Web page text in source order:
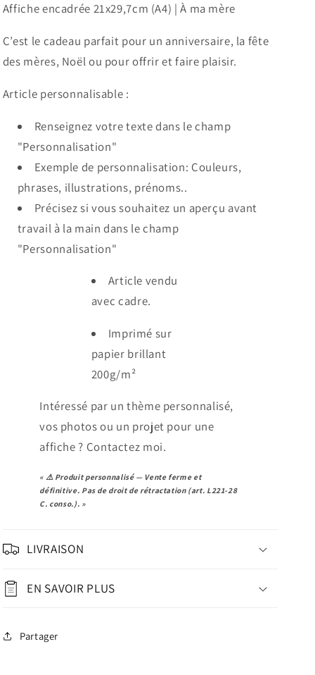
ma
ma
Affiche encadrée 21x29,7cm (A4) | À ma mère
C’est le cadeau parfait pour un anniversaire, la fête
des mères, Noël ou pour offrir et faire plaisir.
Article personnalisable :
Renseignez votre texte dans le champ
"Personnalisation"
Exemple de personnalisation: Couleurs,
phrases, illustrations, prénoms..
Précisez si vous souhaitez un aperçu avant
travail à la main dans le champ
"Personnalisation"
Article vendu
avec cadre.
Imprimé sur
papier brillant
200g/m²
Intéressé par un thème personnalisé,
vos photos ou un projet pour une
affiche ? Contactez moi.
« ⚠️ Produit personnalisé — Vente ferme et
définitive. Pas de droit de rétractation (art. L221-28
C. conso.). »
LIVRAISON
EN SAVOIR PLUS
Partager